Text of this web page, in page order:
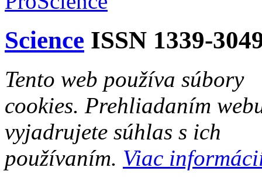
Science ISSN 1339-
Tento web používa súbory
cookies. Prehliadaním
vyjadrujete súhlas s ich
používaním. Viac